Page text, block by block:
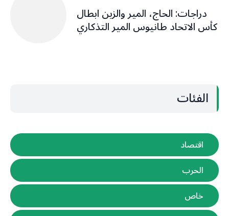
دراجات: الحاج، المير والزين ابطال
كأس الاتحاد طانيوس المير التذكاري
الفئات
اقتصاد
الحرب
خاص